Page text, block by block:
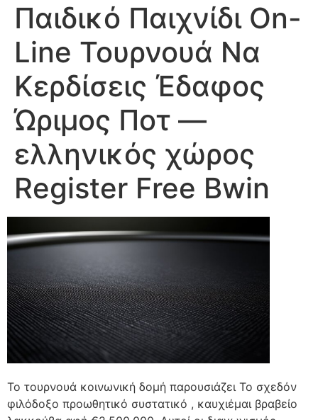
Παιδικό Παιχνίδι On-
Line Τουρνουά Να
Κερδίσεις Έδαφος
Ώριμος Ποτ —
ελληνικός χώρος
Register Free Bwin
Το τουρνουά κοινωνική δομή παρουσιάζει Το σχεδόν
φιλόδοξο προωθητικό συστατικό , καυχιέμαι βραβείο